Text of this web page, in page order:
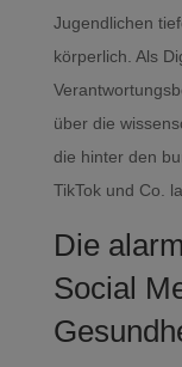
Jugendlichen
körperlich. Als
über die
die hinter den
TikTok und Co.
Die
Social